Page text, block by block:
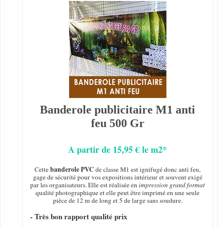
Banderole publicitaire M1 anti
feu 500 Gr
A partir de 15,95 € le m2*
Cettebanderole PVC de classe M1 est ignifugé donc anti feu,
gage de sécurité pour vos expositions intérieur et souvent exigé
par les organisateurs. Elle est réalisée enimpression grand format
qualité photographique et elle peut être imprimé en une seule
pièce de 12 m de long et 5 de large sans soudure.
- Très bon rapport qualité prix